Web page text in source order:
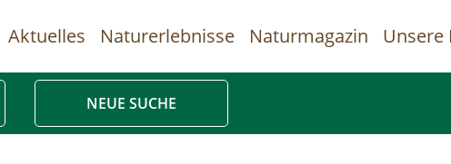
Hauptnavigation
Aktuelles Naturerlebnisse Naturmagazin Unsere
NEUE SUCHE